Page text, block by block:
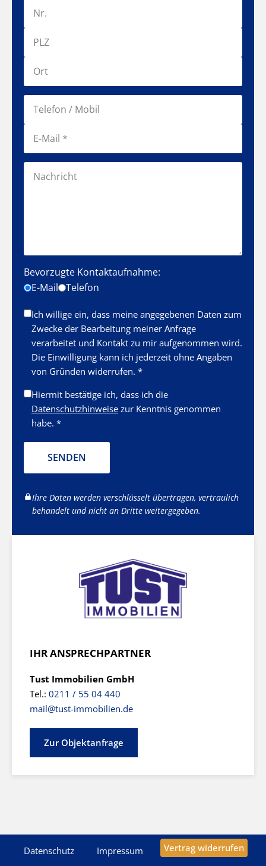
Bevorzugte Kontaktaufnahme:
E-Mail
Telefon
Ich willige ein, dass meine angegebenen Daten zum
Zwecke der Bearbeitung meiner Anfrage
verarbeitet und Kontakt zu mir aufgenommen wird.
Die Einwilligung kann ich jederzeit ohne Angaben
von Gründen widerrufen. *
Hiermit bestätige ich, dass ich die
Datenschutzhinweise zur Kenntnis genommen
habe. *
SENDEN
Ihre Daten werden verschlüsselt übertragen, vertraulich
behandelt und nicht an Dritte weitergegeben.
IHR ANSPRECHPARTNER
Tust Immobilien GmbH
Tel.: 0211 / 55 04 440
mail@tust-immobilien.de
Zur Objektanfrage
Datenschutz Impressum
Vertrag widerrufen